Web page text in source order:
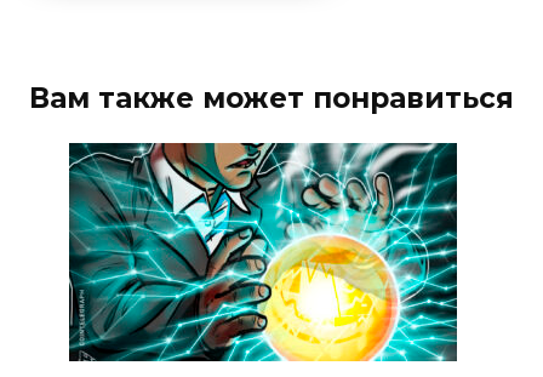
Вам также может понравиться